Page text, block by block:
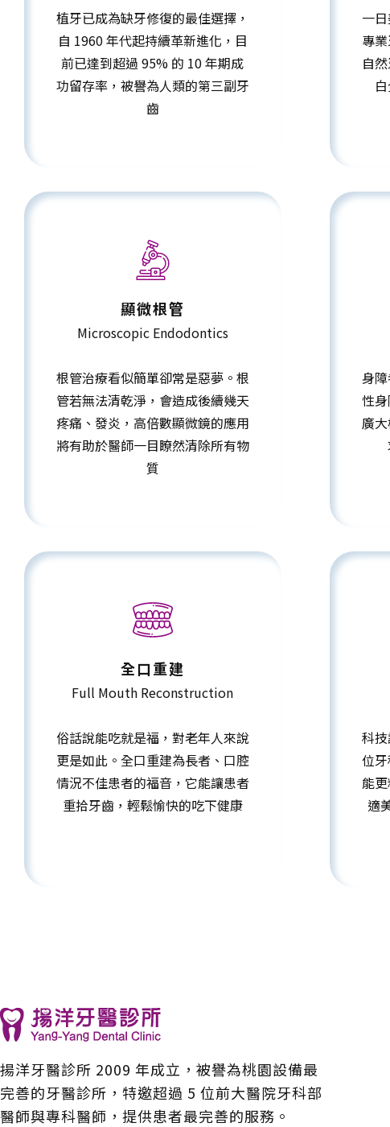
植牙已成為缺牙修復的最佳選擇，
自 1960 年代起持續革新進化，目
前已達到超過 95% 的 10 年期成
功留存率，被譽為人類的第三副牙
齒
一
專
自
顯微根管
Microscopic Endodontics
根管治療看似簡單卻常是惡夢。根
管若無法清乾淨，會造成後續幾天
疼痛、發炎，高倍數顯微鏡的應用
將有助於醫師一目瞭然清除所有物
質
身
性
廣
全口重建
Full Mouth Reconstruction
俗話說能吃就是福，對老年人來說
更是如此。全口重建為長者、口腔
情況不佳患者的福音，它能讓患者
重拾牙齒，輕鬆愉快的吃下健康
科
位
能
適
揚洋牙醫診所 2009 年成立，被譽為桃園設備最
完善的牙醫診所，特邀超過 5 位前大醫院牙科部
醫師與專科醫師，提供患者最完善的服務。